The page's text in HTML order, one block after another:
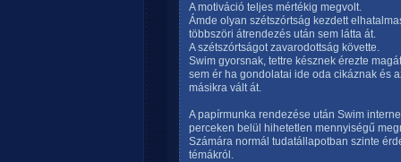
A motiváció teljes mértékig megvolt.
Ámde olyan szétszórtság kezdett
többszöri átrendezés után sem látta át.
A szétszórtságot zavarodottság követte.
Swim gyorsnak, tettre késznek érezte
sem ér ha gondolatai ide oda cikáznak és
másikra vált át.
A papírmunka rendezése után Swim
perceken belül hihetetlen mennyiségű
Számára normál tudatállapotban szinte
témákról.